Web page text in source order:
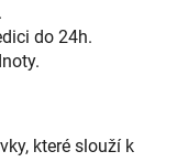
do 24h.
které slouží k